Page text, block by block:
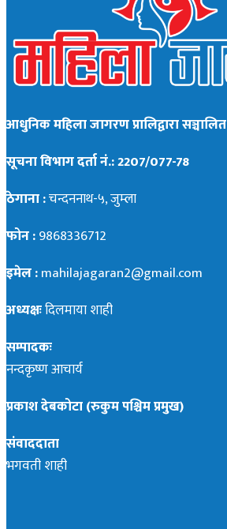
आधुनिक महिला जागरण प्रालिद्वारा सञ्चालित
सूचना विभाग दर्ता नं.: 2207/077-78
ठेगाना :चन्दननाथ-५, जुम्ला
फोन :9868336712
इमेल :mahilajagaran2@gmail.com
अध्यक्षःदिलमाया शाही
सम्पादकः
नन्दकृष्ण आचार्य
प्रकाश देबकोटा (रुकुम पश्चिम प्रमुख)
संवाददाता
भगवती शाही